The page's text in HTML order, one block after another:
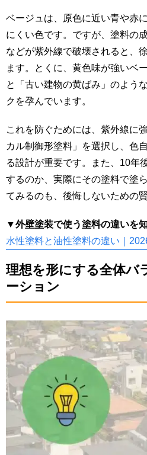
ベージュは、原色に近い青や赤
にくい色です。ですが、塗料の
などが紫外線で破壊されると、
ます。とくに、黄色味が強いベ
と「古い建物の黄ばみ」のよう
クを孕んでいます。
これを防ぐためには、紫外線に
カル制御形塗料」を選択し、色
る設計が重要です。また、10年
するのか、実際にその塗料で塗
てみるのも、後悔しないための
▼外壁塗装で使う塗料の違いを
水性塗料と油性塗料の違い｜
理想を形にする全体バ
ーション